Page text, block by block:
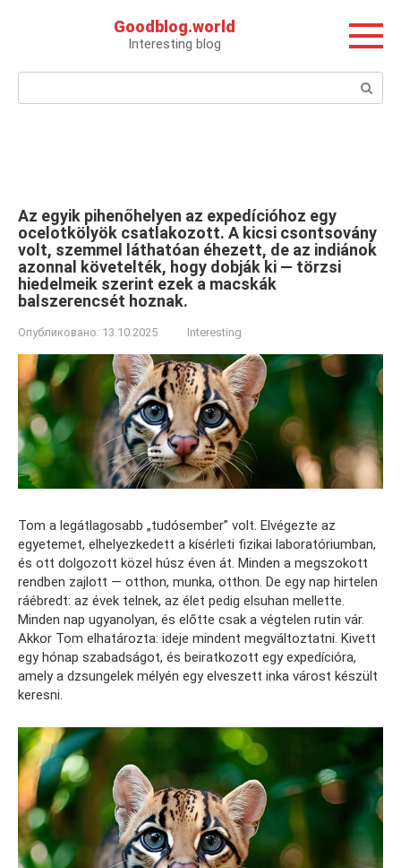
Goodblog.world
Interesting blog
Поиск:
Az egyik pihenőhelyen az expedícióhoz egy
ocelotkölyök csatlakozott. A kicsi csontsovány
volt, szemmel láthatóan éhezett, de az indiánok
azonnal követelték, hogy dobják ki — törzsi
hiedelmeik szerint ezek a macskák
balszerencsét hoznak.
Опубликовано: 13.10.2025 Interesting
Tom a legátlagosabb „tudósember” volt. Elvégezte az
egyetemet, elhelyezkedett a kísérleti fizikai laboratóriumban,
és ott dolgozott közel húsz éven át. Minden a megszokott
rendben zajlott — otthon, munka, otthon. De egy nap hirtelen
ráébredt: az évek telnek, az élet pedig elsuhan mellette.
Minden nap ugyanolyan, és előtte csak a végtelen rutin vár.
Akkor Tom elhatározta: ideje mindent megváltoztatni. Kivett
egy hónap szabadságot, és beiratkozott egy expedícióra,
amely a dzsungelek mélyén egy elveszett inka várost készült
keresni.